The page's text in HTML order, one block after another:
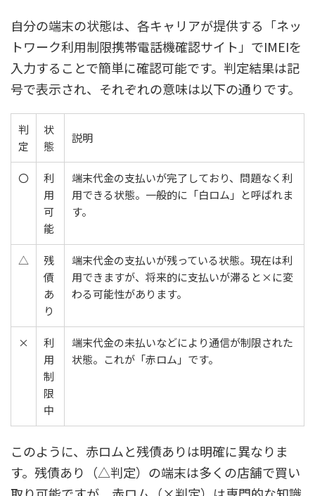
自分の端末の状態は、各キャリアが提供する「ネッ
トワーク利用制限携帯電話機確認サイト」でIMEIを
入力することで簡単に確認可能です。判定結果は記
号で表示され、それぞれの意味は以下の通りです。
判
定
状
態
説明
〇
利
用
可
能
端末代金の支払いが完了しており、問題なく利
用できる状態。一般的に「白ロム」と呼ばれま
す。
△
残
債
あ
り
端末代金の支払いが残っている状態。現在は利
用できますが、将来的に支払いが滞ると×に変
わる可能性があります。
×
利
用
制
限
中
端末代金の未払いなどにより通信が制限された
状態。これが「赤ロム」です。
このように、赤ロムと残債ありは明確に異なりま
す。残債あり（△判定）の端末は多くの店舗で買い